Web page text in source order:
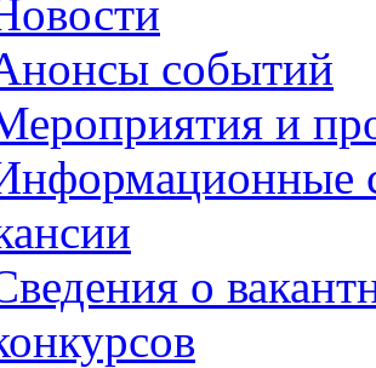
событий
и
о